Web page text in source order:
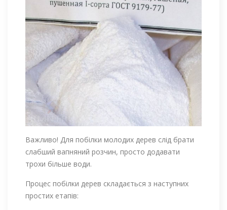
Важливо! Для побілки молодих дерев слід брати
слабший вапняний розчин, просто додавати
трохи більше води.
Процес побілки дерев складається з наступних
простих етапів: